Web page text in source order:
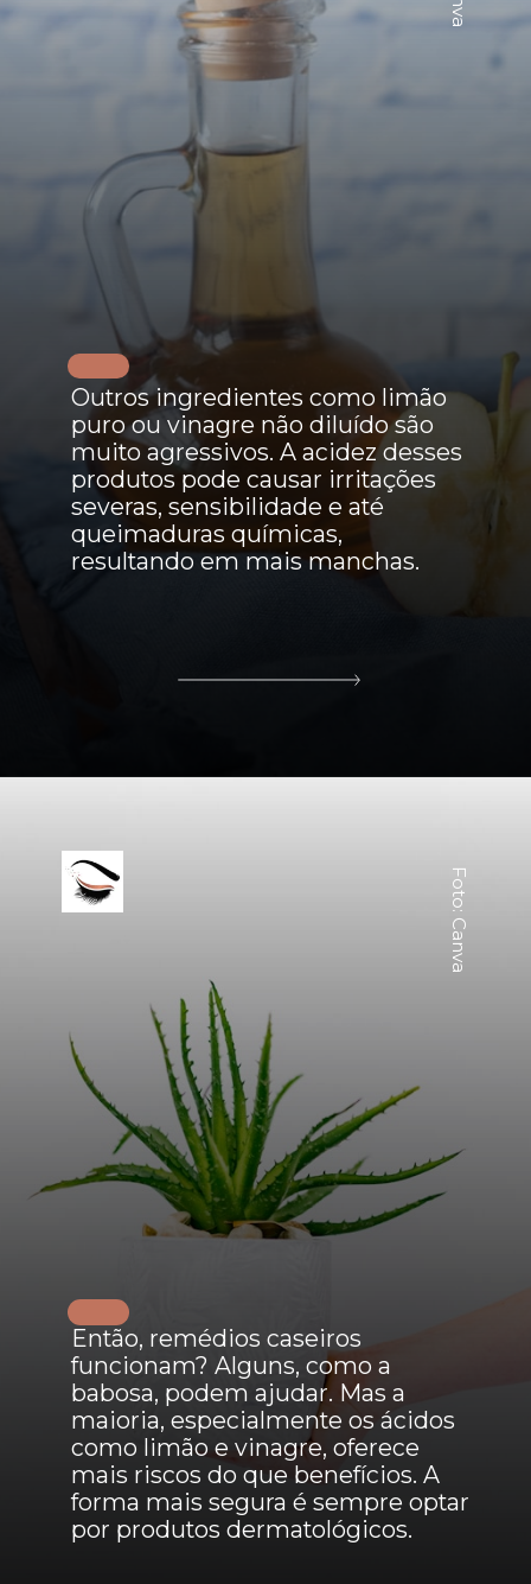
Outros ingredientes como limão
puro ou vinagre não diluído são
muito agressivos. A acidez desses
produtos pode causar irritações
severas, sensibilidade e até
queimaduras químicas,
resultando em mais manchas.
Então, remédios caseiros
funcionam? Alguns, como a
babosa, podem ajudar. Mas a
maioria, especialmente os ácidos
como limão e vinagre, oferece
mais riscos do que benefícios. A
forma mais segura é sempre optar
por produtos dermatológicos.
Foto: Canva